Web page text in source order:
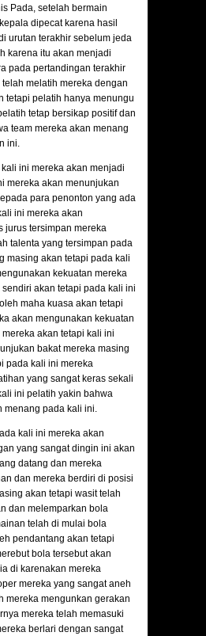
Pada, setelah bermain
dipecat karena hasil
urutan terakhir sebelum jeda
karena itu akan menjadi
pada pertandingan terakhir
melatih mereka dengan
tetapi pelatih hanya menungu
tetap bersikap positif dan
team mereka akan menang
ini.
ini mereka akan menjadi
mereka akan menunjukan
para penonton yang ada
ini mereka akan
jurus tersimpan mereka
talenta yang tersimpan pada
masing akan tetapi pada kali
kekuatan mereka
akan tetapi pada kali ini
maha kuasa akan tetapi
akan mengunakan kekuatan
akan tetapi kali ini
bakat mereka masing
pada kali ini mereka
yang sangat keras sekali
ini pelatih yakin bahwa
menang pada kali ini.
kali ini mereka akan
yang sangat dingin ini akan
datang dan mereka
dan mereka berdiri di posisi
akan tetapi wasit telah
dan melemparkan bola
telah di mulai bola
pendantang akan tetapi
bola tersebut akan
di karenakan mereka
mereka yang sangat aneh
mereka mengunkan gerakan
mereka telah memasuki
berlari dengan sangat